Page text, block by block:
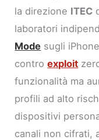
la direzione ITEC
laboratori
Mode sugli
controexploit
funzionalità ma
profili ad alto
dispositivi
canali non cifrati,